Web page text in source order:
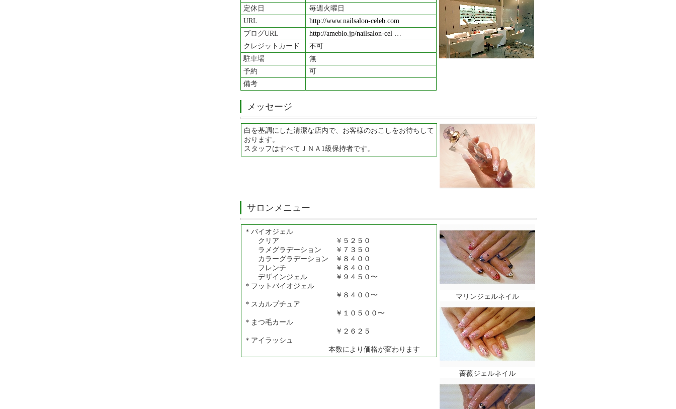
定休日
毎週火曜日
URL
http://www.nailsalon-celeb.com
ブログURL
http://ameblo.jp/nailsalon-cel …
クレジットカード
不可
駐車場
無
予約
可
備考
メッセージ
白を基調にした清潔な店内で、お客様のおこしをお待ちして
おります。
スタッフはすべてＪＮＡ1級保持者です。
サロンメニュー
＊バイオジェル
クリア ￥５２５０
ラメグラデーション ￥７３５０
カラーグラデーション ￥８４００
フレンチ ￥８４００
デザインジェル ￥９４５０〜
＊フットバイオジェル
￥８４００〜
＊スカルプチュア
￥１０５００〜
＊まつ毛カール
￥２６２５
＊アイラッシュ
本数により価格が変わります
マリンジェルネイル
薔薇ジェルネイル